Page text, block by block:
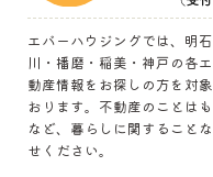
エバーハウジングでは、明
川・播磨・稲美・神戸の各
動産情報をお探しの方を対
おります。不動産のことは
など、暮らしに関すること
せください。